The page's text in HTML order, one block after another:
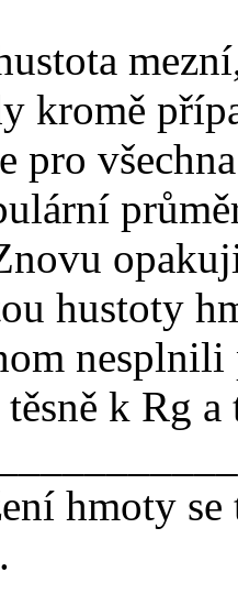
kromě
pro
hustoty
k Rg a
hmoty